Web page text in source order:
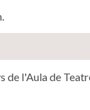
de l'Aula de